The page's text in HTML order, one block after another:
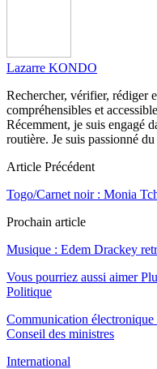
Lazarre KONDO
Rechercher, vérifier, rédiger
compréhensibles et
Récemment, je suis engagé
routière. Je suis passionné
Article Précédent
Togo/Carnet noir : Monia
Prochain article
Musique : Edem Drackey
Vous pourriez aussi aimer
Politique
Communication électronique
Conseil des ministres
International